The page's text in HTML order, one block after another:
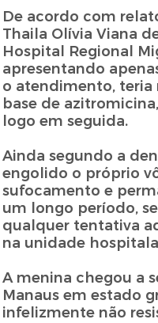
De acordo com
Thaila Olívia Viana
Hospital Regional
apresentando
o atendimento, teria
base de
logo em seguida.
Ainda segundo a
engolido o próprio
sufocamento e
um longo período,
qualquer tentativa
na unidade
A menina chegou a
Manaus em estado
infelizmente não